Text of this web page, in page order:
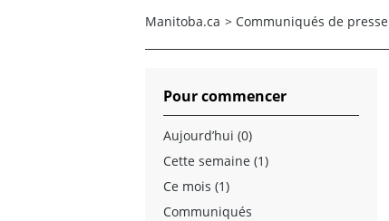
Manitoba.ca > Communiqués de presse
Pour commencer
Aujourd’hui (0)
Cette semaine (1)
Ce mois (1)
Communiqués